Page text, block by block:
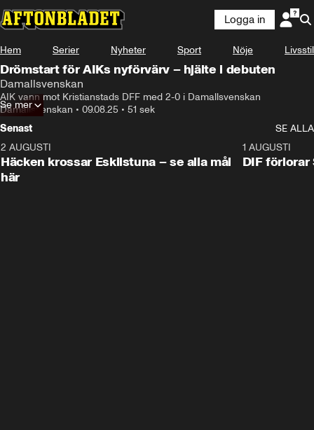
Logga in
Hem Serier Nyheter Sport Nöje Livsstil
Drömstart för AIKs nyförvärv – hjälte i debuten
Damallsvenskan
AIK vann mot Kristianstads DFF med 2-0 i Damallsvenskan
Damallsvenskan • 09.08.25 • 51 sek
Se mer
Senast
SE ALLA
2 AUGUSTI
Häcken krossar Eskilstuna – se alla mål
här
1 AUGUSTI
DIF